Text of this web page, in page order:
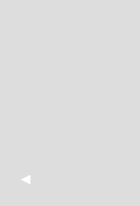
Previous Slide
◀︎